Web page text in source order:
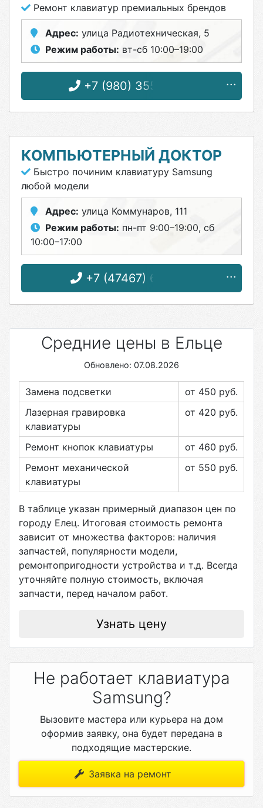
Ремонт клавиатур премиальных брендов
Адрес: улица Радиотехническая, 5
Режим работы: вт-сб 10:00–19:00
+7 (980) 355-62-26
КОМПЬЮТЕРНЫЙ ДОКТОР
Быстро починим клавиатуру Samsung
любой модели
Адрес: улица Коммунаров, 111
Режим работы: пн-пт 9:00–19:00, сб
10:00–17:00
+7 (47467) 6-11-33
Средние цены в Ельце
Обновлено: 07.08.2026
Замена подсветки от 450 руб.
Лазерная гравировка
клавиатуры
от 420 руб.
Ремонт кнопок клавиатуры от 460 руб.
Ремонт механической
клавиатуры
от 550 руб.
В таблице указан примерный диапазон цен по
городу Елец. Итоговая стоимость ремонта
зависит от множества факторов: наличия
запчастей, популярности модели,
ремонтопригодности устройства и т.д. Всегда
уточняйте полную стоимость, включая
запчасти, перед началом работ.
Узнать цену
Не работает клавиатура
Samsung?
Вызовите мастера или курьера на дом
оформив заявку, она будет передана в
подходящие мастерские.
Заявка на ремонт